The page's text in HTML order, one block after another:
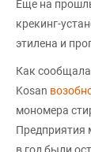
Еще на
крекинг-
этилена и
Как
Kosan
мономера
Предприятия